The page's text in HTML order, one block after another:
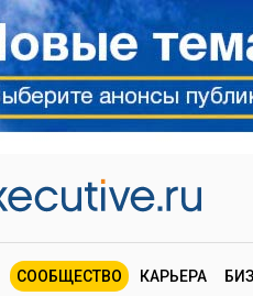
СООБЩЕСТВО КАРЬЕРА